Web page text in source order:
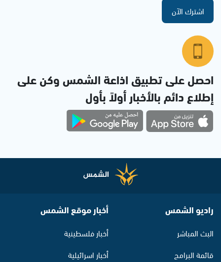
اشترك الآن
احصل على تطبيق اذاعة الشمس وكن على
إطلاع دائم بالأخبار أولاً بأول
راديو الشمس
البث المباشر
قائمة البرامج
أخبار موقع الشمس
أخبار فلسطينية
أخبار اسرائيلية